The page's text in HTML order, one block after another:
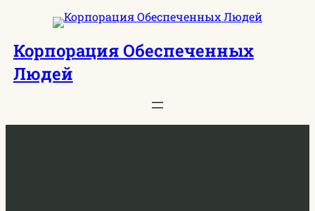
Перейти
содержимому
Корпорация Обеспеченных
Людей